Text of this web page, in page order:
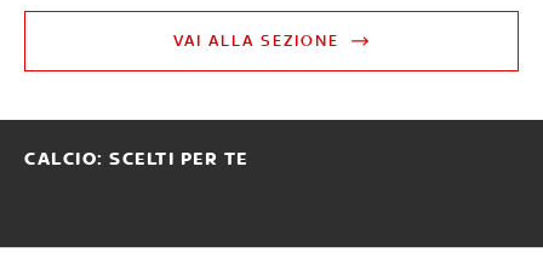
VAI ALLA SEZIONE
CALCIO: SCELTI PER TE